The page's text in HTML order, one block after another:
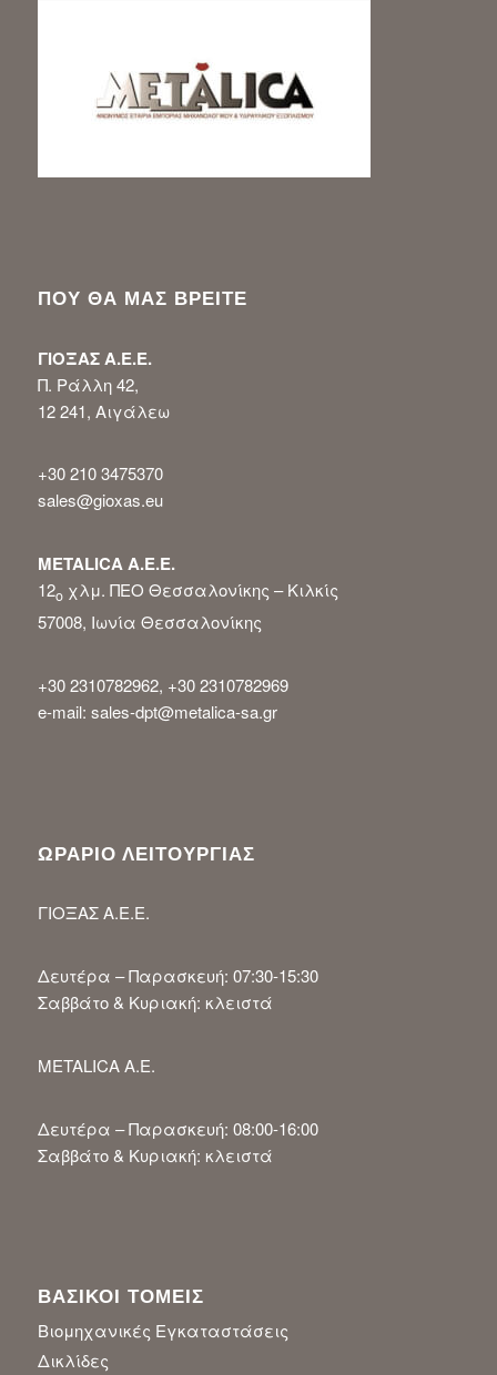
ΠΟΥ ΘΑ ΜΑΣ ΒΡΕΙΤΕ
ΓΙΟΞΑΣ Α.Ε.Ε.
Π. Ράλλη 42,
12 241, Αιγάλεω
+30 210 3475370
sales@gioxas.eu
METALICA Α.Ε.Ε.
12ο χλμ. ΠΕΟ Θεσσαλονίκης – Κιλκίς
57008, Ιωνία Θεσσαλονίκης
+30 2310782962, +30 2310782969
e-mail: sales-dpt@metalica-sa.gr
ΩΡΑΡΙΟ ΛΕΙΤΟΥΡΓΙΑΣ
ΓΙΟΞΑΣ Α.Ε.Ε.
Δευτέρα – Παρασκευή: 07:30-15:30
Σαββάτο & Κυριακή: κλειστά
METALICA A.E.
Δευτέρα – Παρασκευή: 08:00-16:00
Σαββάτο & Κυριακή: κλειστά
ΒΑΣΙΚΟΙ ΤΟΜΕΙΣ
Βιομηχανικές Εγκαταστάσεις
Δικλίδες